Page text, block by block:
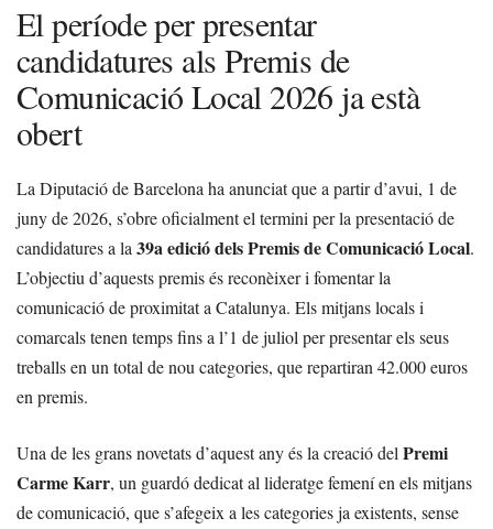
El període per presentar
candidatures als Premis de
Comunicació Local 2026 ja està
obert
La Diputació de Barcelona ha anunciat que a partir d’avui, 1 de
juny de 2026, s’obre oficialment el termini per la presentació de
candidatures a la 39a edició dels Premis de Comunicació Local.
L’objectiu d’aquests premis és reconèixer i fomentar la
comunicació de proximitat a Catalunya. Els mitjans locals i
comarcals tenen temps fins a l’1 de juliol per presentar els seus
treballs en un total de nou categories, que repartiran 42.000 euros
en premis.
Una de les grans novetats d’aquest any és la creació del Premi
Carme Karr, un guardó dedicat al lideratge femení en els mitjans
de comunicació, que s’afegeix a les categories ja existents, sense